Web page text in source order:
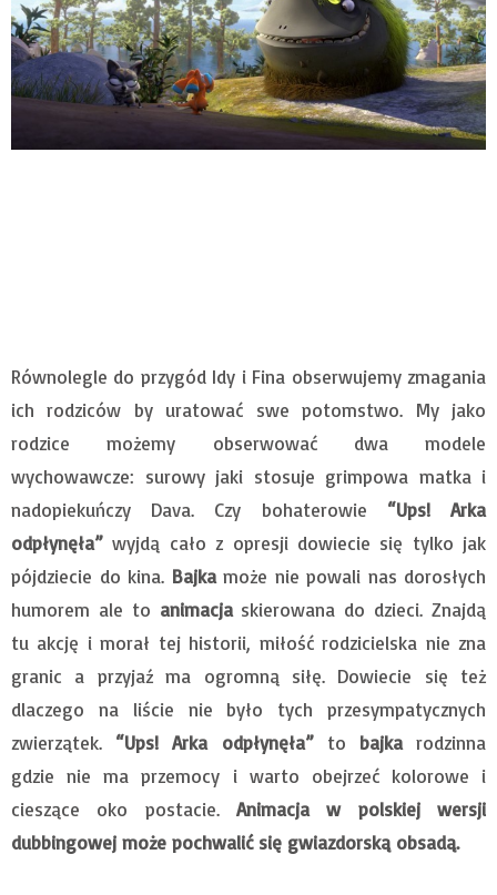
Równolegle do przygód Idy i Fina obserwujemy zmagania
ich rodziców by uratować swe potomstwo. My jako
rodzice możemy obserwować dwa modele
wychowawcze: surowy jaki stosuje grimpowa matka i
nadopiekuńczy Dava. Czy bohaterowie “Ups! Arka
odpłynęła” wyjdą cało z opresji dowiecie się tylko jak
pójdziecie do kina. Bajkamoże nie powali nas dorosłych
humorem ale to animacjaskierowana do dzieci. Znajdą
tu akcję i morał tej historii, miłość rodzicielska nie zna
granic a przyjaź ma ogromną siłę. Dowiecie się też
dlaczego na liście nie było tych przesympatycznych
zwierzątek. “Ups! Arka odpłynęła”to bajkarodzinna
gdzie nie ma przemocy i warto obejrzeć kolorowe i
cieszące oko postacie. Animacja w polskiej wersji
dubbingowej może pochwalić się gwiazdorską obsadą.